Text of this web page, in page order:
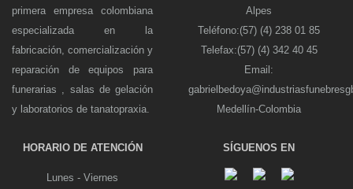
primera empresa colombiana
especializada en la
fabricación, comercialización y
reparación de equipos para
funerarias , salas de gelación
y laboratorios de tanatopraxia.
Alpes
Teléfono:(57) (4) 238 01 85
Telefax:(57) (4) 342 40 45
Email:
Medellín-Colombia
HORARIO DE ATENCIÓN
Lunes - Viernes
SÍGUENOS EN